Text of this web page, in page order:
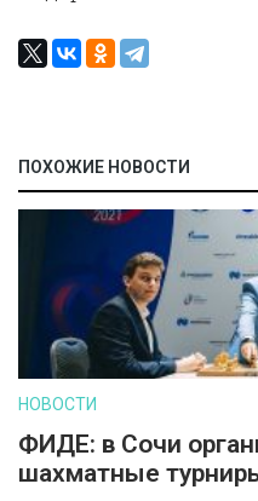
ПОХОЖИЕ НОВОСТИ
НОВОСТИ
ФИДЕ: в Сочи
шахматные